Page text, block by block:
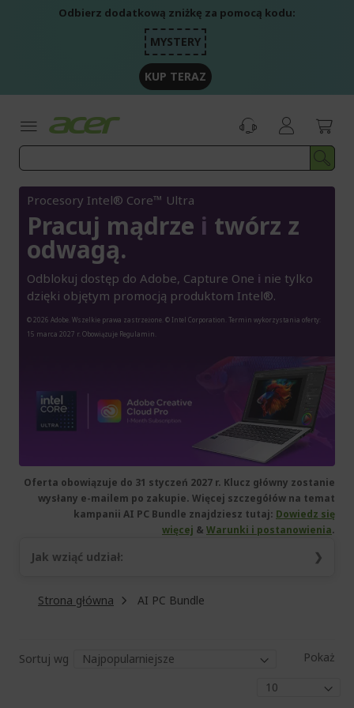
Odbierz dodatkową zniżkę za pomocą kodu:
MYSTERY
KUP TERAZ
Procesory Intel® Core™ Ultra
Pracuj mądrze i twórz z
odwagą.
Odblokuj dostęp do Adobe, Capture One i nie tylko
dzięki objętym promocją produktom Intel®.
© 2026 Adobe. Wszelkie prawa zastrzeżone. © Intel Corporation. Termin wykorzystania oferty:
15 marca 2027 r. Obowiązuje Regulamin.
Oferta obowiązuje do 31 styczeń 2027 r. Klucz główny zostanie
wysłany e-mailem po zakupie. Więcej szczegółów na temat
kampanii AI PC Bundle znajdziesz tutaj: Dowiedz się
więcej & Warunki i postanowienia.
Jak wziąć udział:
Przejdź do witrynysoftwareoffer.intel.com
oprogramowanie.
Strona główna AI PC Bundle
Sortuj wg Pokaż